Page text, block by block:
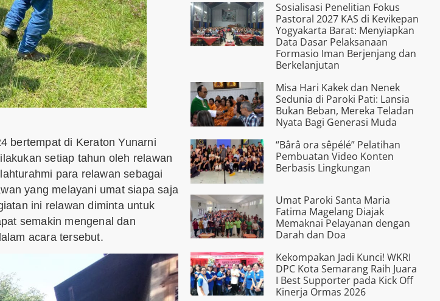
bertempat di Keraton Yunarni
setiap tahun oleh relawan
para relawan sebagai
yang melayani umat siapa saja
ini relawan diminta untuk
semakin mengenal dan
acara tersebut.
Sosialisasi Penelitian Fokus
Pastoral 2027 KAS di Kevikepan
Yogyakarta Barat: Menyiapkan
Data Dasar Pelaksanaan
Formasio Iman Berjenjang dan
Berkelanjutan
Misa Hari Kakek dan Nenek
Sedunia di Paroki Pati: Lansia
Bukan Beban, Mereka Teladan
Nyata Bagi Generasi Muda
“Bârâ ora s­êpélé” Pelatihan
Pembuatan Video Konten
Berbasis Lingkungan
Umat Paroki Santa Maria
Fatima Magelang Diajak
Memaknai Pelayanan dengan
Darah dan Doa
Kekompakan Jadi Kunci! WKRI
DPC Kota Semarang Raih Juara
I Best Supporter pada Kick Off
Kinerja Ormas 2026